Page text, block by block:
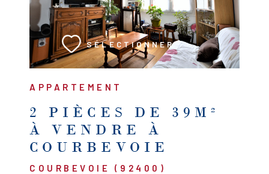
APPARTEMENT
2 PIÈCES DE 39M²
À VENDRE À
COURBEVOIE
COURBEVOIE (92400)
SÉLECTIONNER